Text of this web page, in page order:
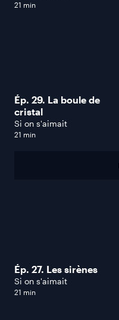
21 min
Ép. 29. La boule de
cristal
Si on s'aimait
21 min
Ép. 27. Les sirènes
Si on s'aimait
21 min